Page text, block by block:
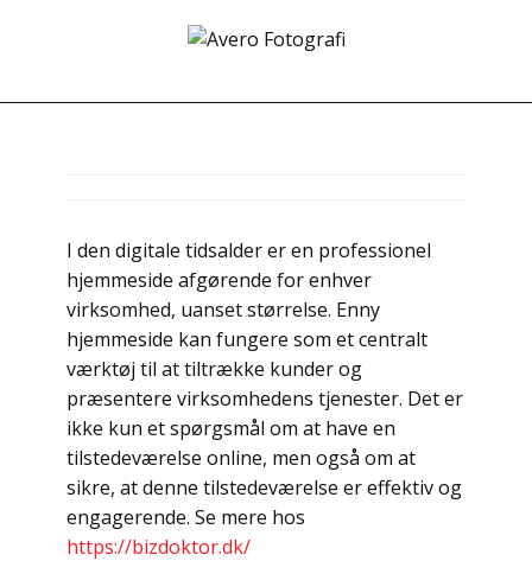
I den digitale tidsalder er en professionel
hjemmeside afgørende for enhver
virksomhed, uanset størrelse. Enny
hjemmeside kan fungere som et centralt
værktøj til at tiltrække kunder og
præsentere virksomhedens tjenester. Det er
ikke kun et spørgsmål om at have en
tilstedeværelse online, men også om at
sikre, at denne tilstedeværelse er effektiv og
engagerende. Se mere hos
https://bizdoktor.dk/